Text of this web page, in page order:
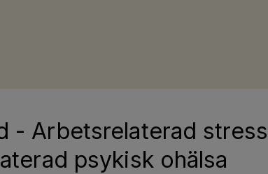
- Arbetsrelaterad
psykisk ohälsa